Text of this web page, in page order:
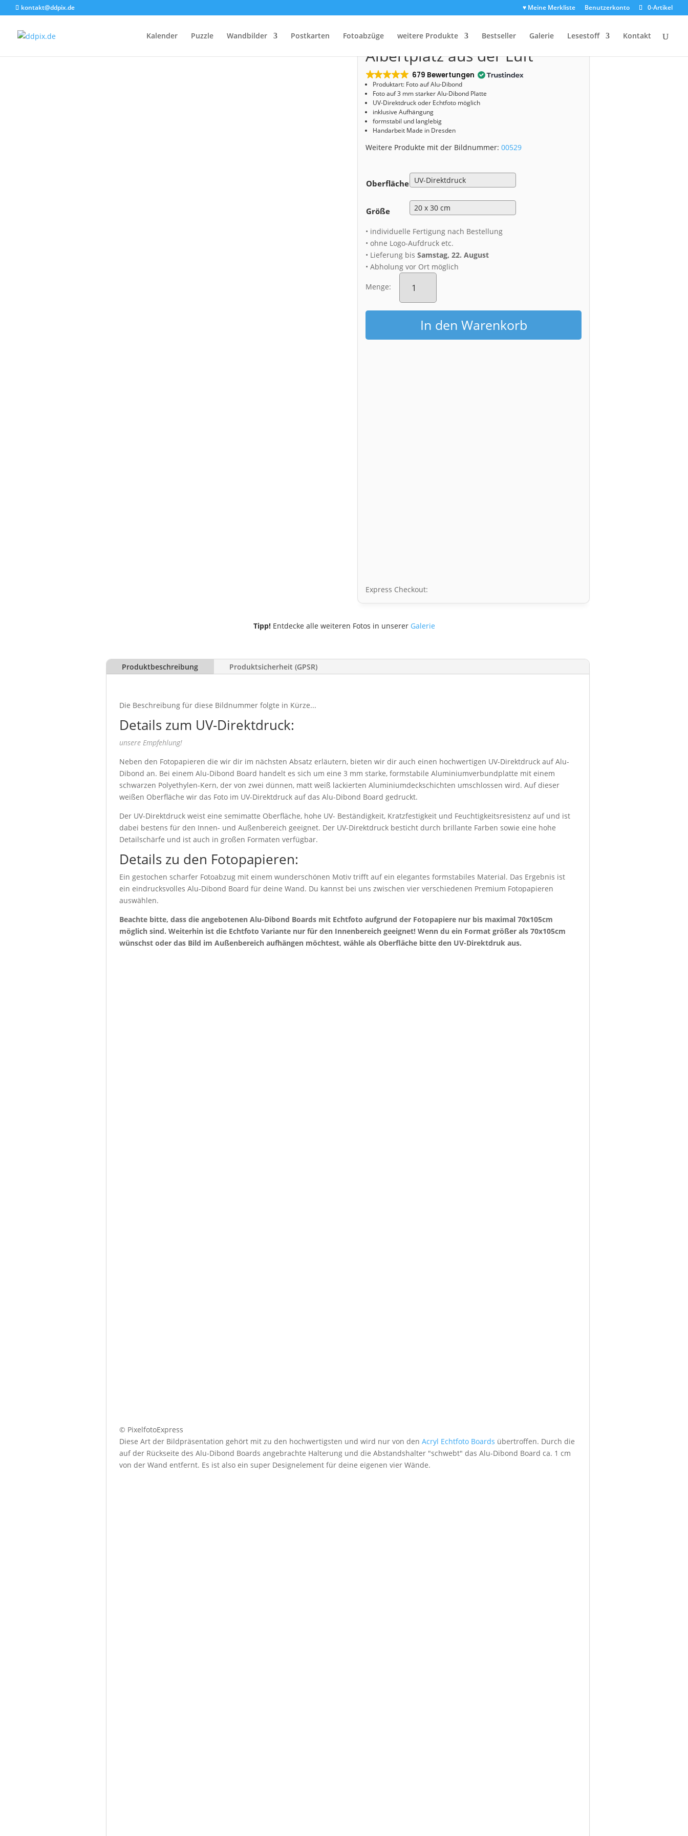
kontakt@ddpix.de ♥ Meine Merkliste Benutzerkonto 0-Artikel
Kalender Puzzle Wandbilder Postkarten Fotoabzüge weitere Produkte Bestseller Galerie Lesestoff Kontakt
Start/Shop/Alu-Dibond/ Alu-Dibond (00529) Albertplatz aus der Luft
Alu-Dibond (00529)
Albertplatz aus der Luft
679 Bewertungen
Produktart: Foto auf Alu-Dibond
Foto auf 3 mm starker Alu-Dibond Platte
UV-Direktdruck oder Echtfoto möglich
inklusive Aufhängung
formstabil und langlebig
Handarbeit Made in Dresden
Weitere Produkte mit der Bildnummer:00529
Oberfläche
Größe
• individuelle Fertigung nach Bestellung
• ohne Logo-Aufdruck etc.
• Lieferung bisSamstag, 22. August
• Abholung vor Ort möglich
Menge:
Alu-
Dibond
Albertplatz
aus
Menge
In den Warenkorb
Express Checkout:
Tipp!Entdecke alle weiteren Fotos in unserer Galerie
Produktbeschreibung Produktsicherheit (GPSR)
Die Beschreibung für diese Bildnummer folgte in Kürze...
Details zum UV-Direktdruck:
unsere Empfehlung!
Neben den Fotopapieren die wir dir im nächsten Absatz erläutern, bieten wir dir auch einen hochwertigen UV-Direktdruck auf Alu-
Dibond an. Bei einem Alu-Dibond Board handelt es sich um eine 3 mm starke, formstabile Aluminiumverbundplatte mit einem
schwarzen Polyethylen-Kern, der von zwei dünnen, matt weiß lackierten Aluminiumdeckschichten umschlossen wird. Auf dieser
weißen Oberfläche wir das Foto im UV-Direktdruck auf das Alu-Dibond Board gedruckt.
Der UV-Direktdruck weist eine semimatte Oberfläche, hohe UV- Beständigkeit, Kratzfestigkeit und Feuchtigkeitsresistenz auf und ist
dabei bestens für den Innen- und Außenbereich geeignet. Der UV-Direktdruck besticht durch brillante Farben sowie eine hohe
Detailschärfe und ist auch in großen Formaten verfügbar.
Details zu den Fotopapieren:
Ein gestochen scharfer Fotoabzug mit einem wunderschönen Motiv trifft auf ein elegantes formstabiles Material. Das Ergebnis ist
ein eindrucksvolles Alu-Dibond Board für deine Wand. Du kannst bei uns zwischen vier verschiedenen Premium Fotopapieren
auswählen.
Beachte bitte, dass die angebotenen Alu-Dibond Boards mit Echtfoto aufgrund der Fotopapiere nur bis maximal 70x105cm
möglich sind. Weiterhin ist die Echtfoto Variante nur für den Innenbereich geeignet! Wenn du ein Format größer als 70x105cm
wünschst oder das Bild im Außenbereich aufhängen möchtest, wähle als Oberfläche bitte den UV-Direktdruk aus.
© PixelfotoExpress
Diese Art der Bildpräsentation gehört mit zu den hochwertigsten und wird nur von den Acryl Echtfoto Boards übertroffen. Durch die
auf der Rückseite des Alu-Dibond Boards angebrachte Halterung und die Abstandshalter "schwebt" das Alu-Dibond Board ca. 1 cm
von der Wand entfernt. Es ist also ein super Designelement für deine eigenen vier Wände.